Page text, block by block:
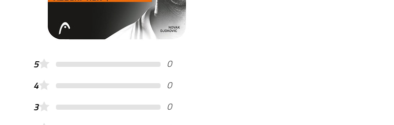
5
0
4
0
3
0